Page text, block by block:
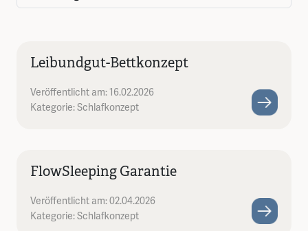
Leibundgut-Bettkonzept
Veröffentlicht am: 16.02.2026
Kategorie: Schlafkonzept
FlowSleeping Garantie
Veröffentlicht am: 02.04.2026
Kategorie: Schlafkonzept